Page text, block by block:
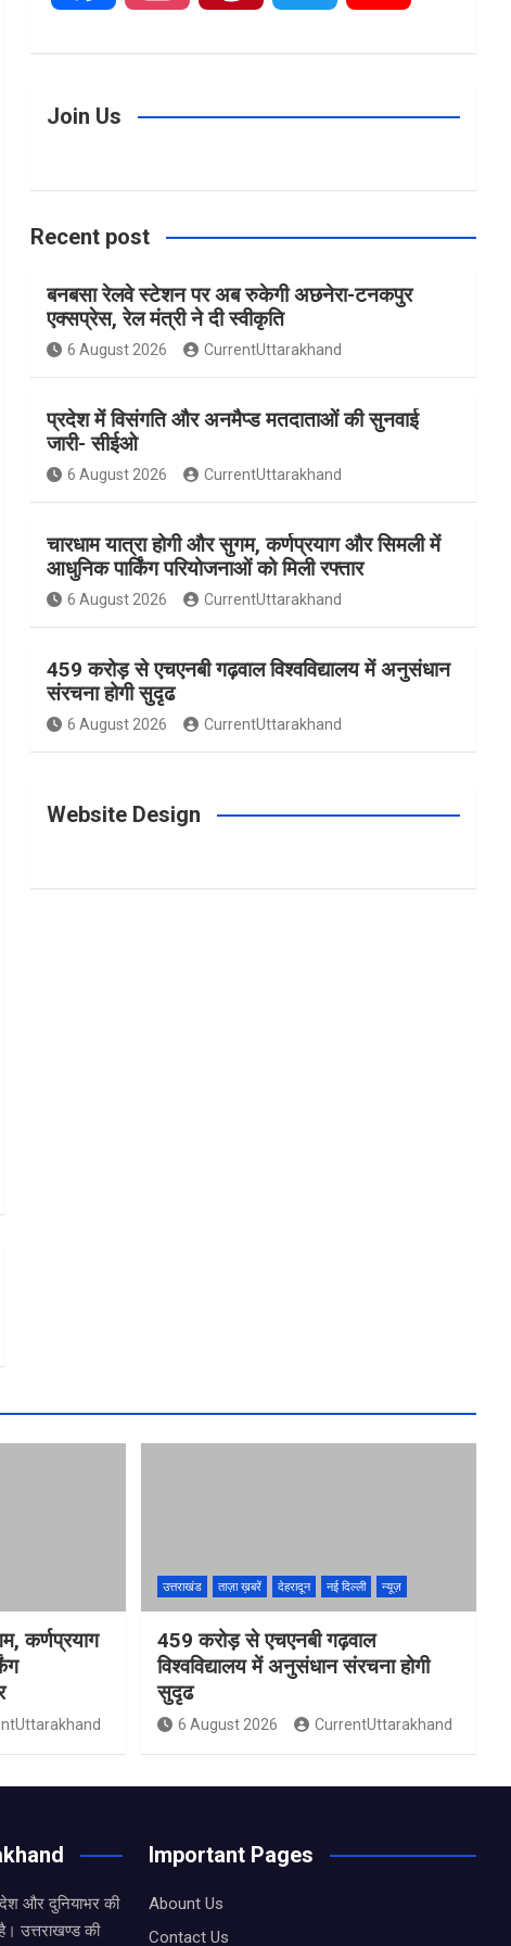
c
b
o
k
a
g
a
m
e
r
s
t
t
e
u
b
Join Us
Recent post
बनबसा रेलवे स्टेशन पर अब रुकेगी अछनेरा-टनकपुर
एक्सप्रेस, रेल मंत्री ने दी स्वीकृति
6 August 2026 CurrentUttarakhand
प्रदेश में विसंगति और अनमैप्ड मतदाताओं की सुनवाई
जारी- सीईओ
6 August 2026 CurrentUttarakhand
चारधाम यात्रा होगी और सुगम, कर्णप्रयाग और सिमली में
आधुनिक पार्किंग परियोजनाओं को मिली रफ्तार
6 August 2026 CurrentUttarakhand
459 करोड़ से एचएनबी गढ़वाल विश्वविद्यालय में अनुसंधान
संरचना होगी सुदृढ
6 August 2026 CurrentUttarakhand
Website Design
कर्णप्रयाग
उत्तराखंड ताज़ा ख़बरें देहरादून नई दिल्ली न्यूज़
459 करोड़ से एचएनबी गढ़वाल
विश्वविद्यालय में अनुसंधान संरचना होगी
सुदृढ
6 August 2026 CurrentUttarakhand
और दुनियाभर की
उत्तराखण्ड की
Important Pages
Abount Us
Contact Us